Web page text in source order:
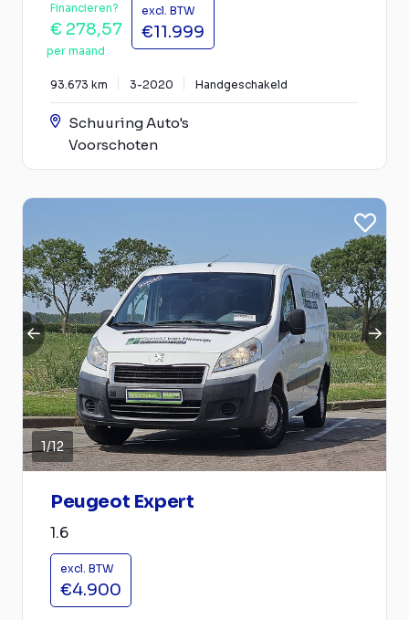
Financieren?
€ 278,57
per maand
excl. BTW
€11.999
93.673 km 3-2020 Handgeschakeld
Schuuring Auto's
Voorschoten
1/12
Peugeot Expert
1.6
excl. BTW
€4.900